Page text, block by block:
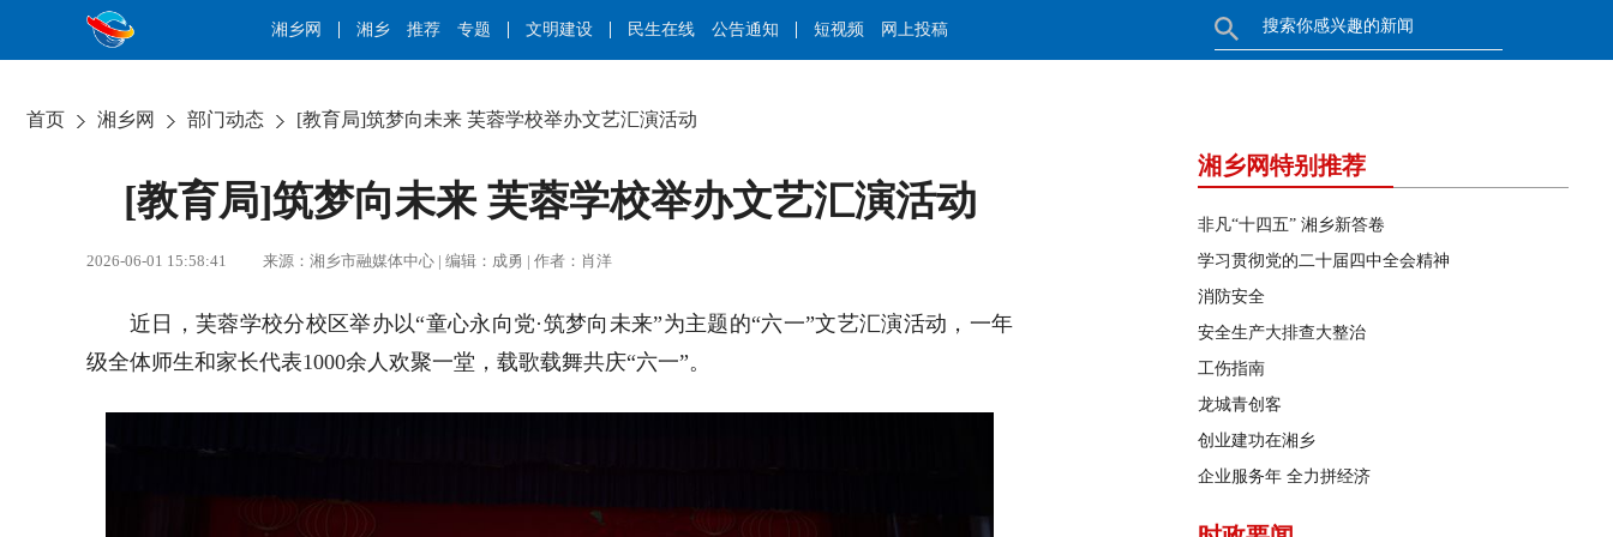
湘乡网 湘乡 推荐 专题 文明建设 民生在线 公告通知 短视频 网上投稿
首页 湘乡网 部门动态 [教育局]筑梦向未来 芙蓉学校举办文艺汇演活动
[教育局]筑梦向未来 芙蓉学校举办文艺汇演活动
2026-06-01 15:58:41 来源：湘乡市融媒体中心 | 编辑：成勇 | 作者：肖洋
近日，芙蓉学校分校区举办以“童心永向党·筑梦向未来”为主题的“六一”文艺汇演活动，一年
级全体师生和家长代表1000余人欢聚一堂，载歌载舞共庆“六一”。
湘乡网特别推荐
非凡“十四五” 湘乡新答卷
学习贯彻党的二十届四中全会精神
消防安全
安全生产大排查大整治
工伤指南
龙城青创客
创业建功在湘乡
企业服务年 全力拼经济